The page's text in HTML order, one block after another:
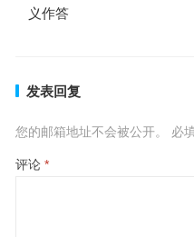
义作答
发表回复
您的邮箱地址不会被公开。 必
评论 *